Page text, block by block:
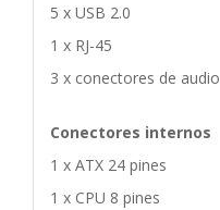
5 x USB 2.0
1 x RJ-45
3 x conectores de audio
Conectores internos
1 x ATX 24 pines
1 x CPU 8 pines